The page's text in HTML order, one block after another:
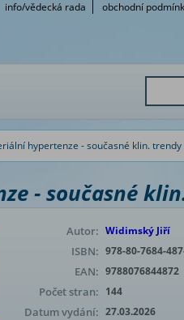
info/vědecká rada obchodní
hypertenze - současné klin. trendy
- současné
Autor: Widimský Jiří
ISBN: 978-80-7684-
EAN: 9788076844872
Počet stran: 144
Datum vydání: 27.03.2026